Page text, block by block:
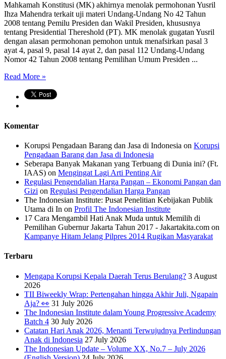
Mahkamah Konstitusi (MK) akhirnya menolak permohonan Yusril
Ihza Mahendra terkait uji materi Undang-Undang No 42 Tahun
2008 tentang Pemilu Presiden dan Wakil Presiden, khususnya
tentang Presidential Thereshold (PT). MK menolak gugatan Yusril
dengan alasan permohonan pemohon untuk menafsirkan pasal 3
ayat 4, pasal 9, pasal 14 ayat 2, dan pasal 112 Undang-Undang
Nomor 42 Tahun 2008 tentang Pemilihan Umum Presiden ...
Read More »
Komentar
Korupsi Pengadaan Barang dan Jasa di Indonesia on Korupsi
Pengadaan Barang dan Jasa di Indonesia
Seberapa Banyak Makanan yang Terbuang di Dunia ini? (Ft.
IAAS) on Mengingat Lagi Arti Penting Air
Regulasi Pengendalian Harga Pangan – Ekonomi Pangan dan
Gizi on Regulasi Pengendalian Harga Pangan
The Indonesian Institute: Pusat Penelitian Kebijakan Publik
Utama di In on Profil The Indonesian Institute
17 Cara Mengambil Hati Anak Muda untuk Memilih di
Pemilihan Gubernur Jakarta Tahun 2017 - Jakartakita.com on
Kampanye Hitam Jelang Pilpres 2014 Rugikan Masyarakat
Terbaru
Mengapa Korupsi Kepala Daerah Terus Berulang? 3 August
2026
TII Biweekly Wrap: Pertengahan hingga Akhir Juli, Ngapain
Aja? 👀 31 July 2026
The Indonesian Institute dalam Young Progressive Academy
Batch 4 30 July 2026
Catatan Hari Anak 2026, Menanti Terwujudnya Perlindungan
Anak di Indonesia 27 July 2026
The Indonesian Update – Volume XX, No.7 – July 2026